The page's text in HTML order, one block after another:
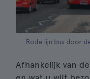
Rode lijn bus door
Afhankelijk van